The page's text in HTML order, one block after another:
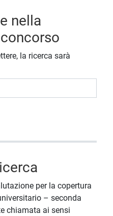
nella
la ricerca sarà
per la copertura
– seconda
chiamata ai sensi